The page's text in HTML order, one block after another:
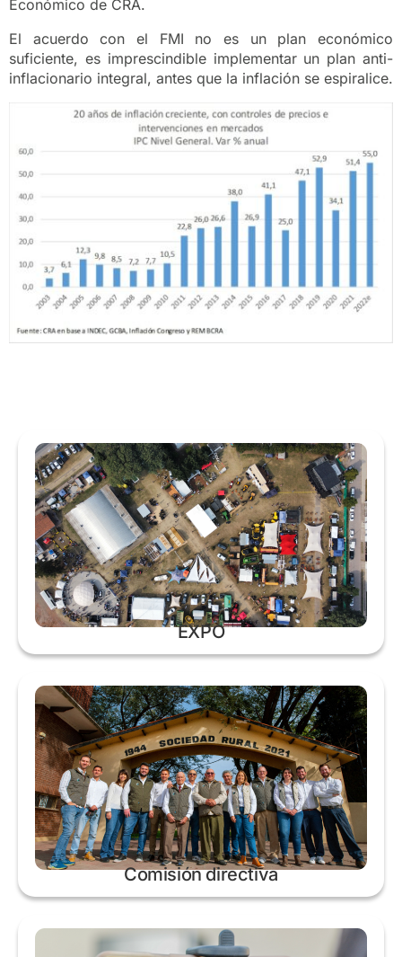
Económico de CRA.
El acuerdo con el FMI no es un plan económico
suficiente, es imprescindible implementar un plan anti-
inflacionario integral, antes que la inflación se espiralice.
EXPO
Comisión directiva